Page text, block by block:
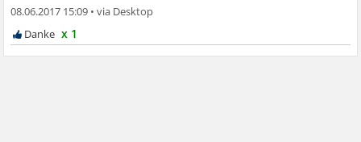
08.06.2017 15:09 •
x 1